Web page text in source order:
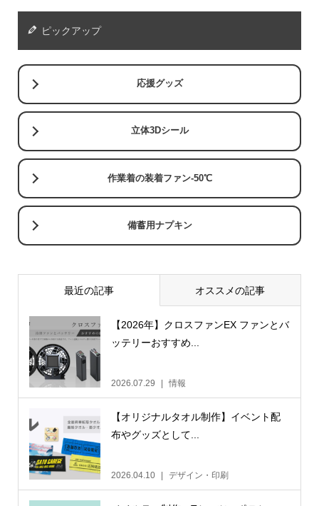
ピックアップ
応援グッズ
立体3Dシール
作業着の装着ファン-50℃
備蓄用ナプキン
最近の記事 オススメの記事
【2026年】クロスファンEX ファンとバ
ッテリーおすすめ...
2026.07.29 情報
【オリジナルタオル制作】イベント配
布やグッズとして...
2026.04.10 デザイン・印刷